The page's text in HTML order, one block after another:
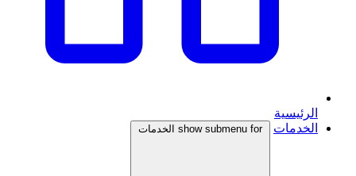
الرئيسية
الخدمات
show submenu for الخدمات